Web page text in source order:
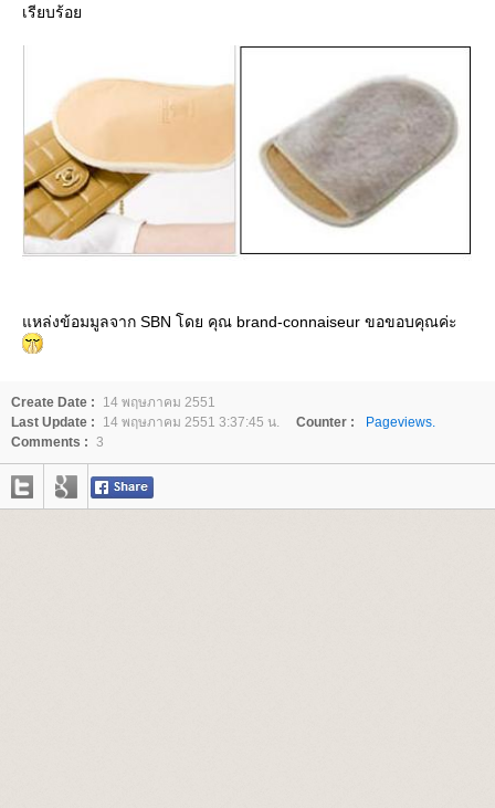
เรียบร้อ
หล่งข้อมมูลจาก SBN โดย คุณ brand-connaiseur ขอขอบคุณค่ะ
Create Date :
14 พฤษภาคม 2551
Last Update :
14 พฤษภาคม 2551 3:37:45 น. Counter :
Pageviews.
Comments : 3